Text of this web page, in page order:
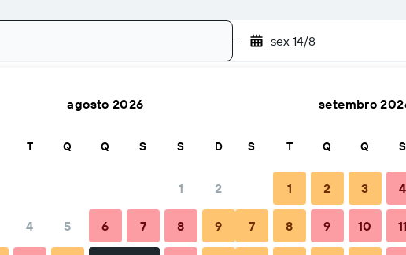
- sex 14/8
Localização Dicas e Perguntas frequentes Alojamentos próximos
agosto 2026
T Q Q S S D
1 2
4 5 6 7 8 9
setembro
S T Q Q S
1 2 3 4
7 8 9 10 11